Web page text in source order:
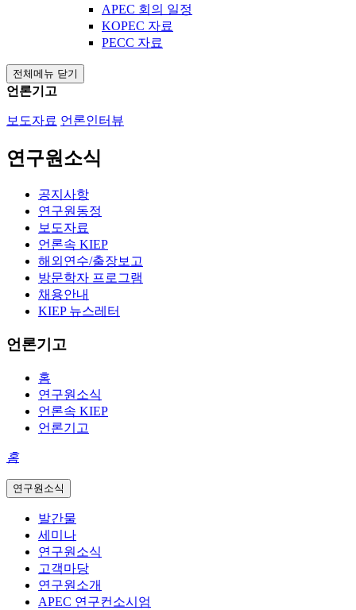
APEC 회의 일정
KOPEC 자료
PECC 자료
전체메뉴 닫기
언론기고
보도자료 언론인터뷰
연구원소식
공지사항
연구원동정
보도자료
언론속 KIEP
해외연수/출장보고
방문학자 프로그램
채용안내
KIEP 뉴스레터
언론기고
홈
연구원소식
언론속 KIEP
언론기고
홈
연구원소식
발간물
세미나
연구원소식
고객마당
연구원소개
APEC 연구컨소시엄